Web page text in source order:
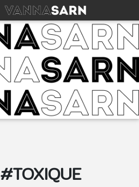
#TOXIQUE